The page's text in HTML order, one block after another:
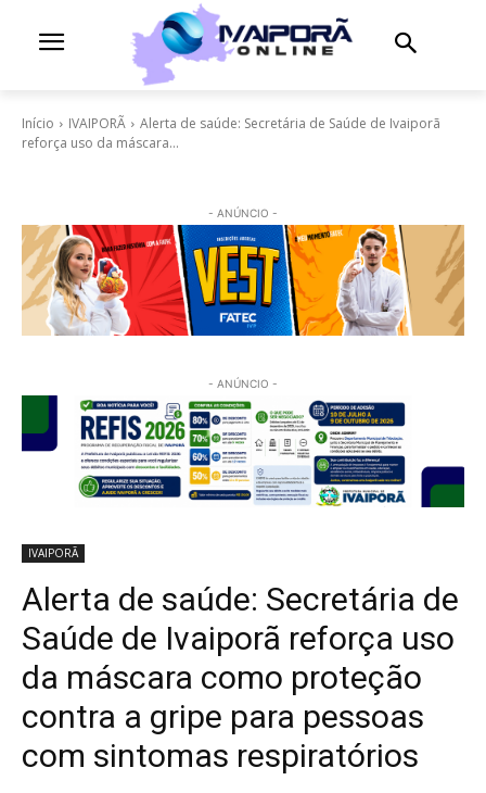
Início IVAIPORÃ
Alerta de saúde: Secretária de Saúde de Ivaiporã
reforça uso da máscara...
- ANÚNCIO -
- ANÚNCIO -
IVAIPORÃ
Alerta de saúde: Secretária de
Saúde de Ivaiporã reforça uso
da máscara como proteção
contra a gripe para pessoas
com sintomas respiratórios